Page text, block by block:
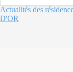
Actualités des
D'OR